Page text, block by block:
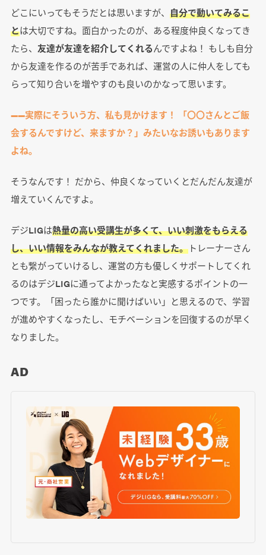
どこにいってもそうだとは思いますが、 自分で動いてみるこ
とは大切ですね。面白かったのが、ある程度仲良くなってき
たら、 友達が友達を紹介してくれるんですよね！ もしも自分
から友達を作るのが苦手であれば、運営の人に仲人をしても
らって知り合いを増やすのも良いのかなって思います。
――実際にそういう方、私も見かけます！ 「〇〇さんとご飯
会するんですけど、来ますか？」みたいなお誘いもあります
よね。
そうなんです！ だから、仲良くなっていくとだんだん友達が
増えていくんですよ。
デジLIGは熱量の高い受講生が多くて、いい刺激をもらえる
し、いい情報をみんなが教えてくれました。トレーナーさん
とも繋がっていけるし、運営の方も優しくサポートしてくれ
るのはデジLIGに通ってよかったなと実感するポイントの一
つです。「困ったら誰かに聞けばいい」と思えるので、学習
が進めやすくなったし、モチベーションを回復するのが早く
なりました。
AD